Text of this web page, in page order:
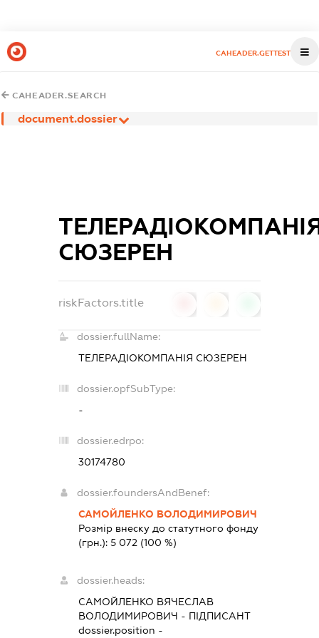
CAHEADER.GETTEST
CAHEADER.SEARCH
document.dossier
СЮЗЕРЕН
riskFactors.title
dossier.fullName:
ТЕЛЕРАДІОКОМПАНІЯ СЮЗЕРЕН
dossier.opfSubType:
-
dossier.edrpo:
30174780
dossier.foundersAndBenef:
САМОЙЛЕНКО ВОЛОДИМИРОВИЧ
Розмір внеску до статутного фонду
(грн.):5 072 (100 %)
dossier.heads:
САМОЙЛЕНКО ВЯЧЕСЛАВ
ВОЛОДИМИРОВИЧ - ПІДПИСАНТ
dossier.position -